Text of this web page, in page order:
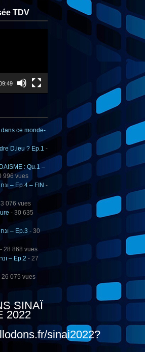
TDV
ce monde-
D.ieu ? Ep.1 -
: Qu.1 –
996 vues
MAAMAR : ‘ונחה עליו רוח הוי – Ep.4 – FIN -
076 vues
- 30 635
MAAMAR : ‘ונחה עליו רוח הוי – Ep.3 - 30
- 28 868 vues
MAAMAR: ‘ונחה עליו רוח הוי – Ep.2 - 27
26 075 vues
SINAÏ
2022
sinai2022?